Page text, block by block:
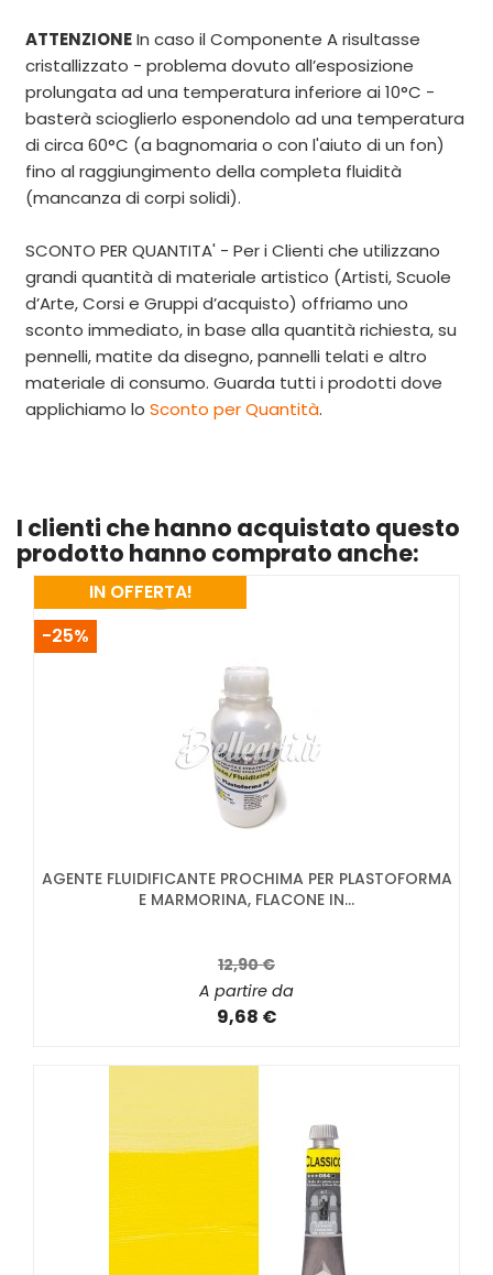
ATTENZIONEIn caso il Componente A risultasse
cristallizzato - problema dovuto all’esposizione
prolungata ad una temperatura inferiore ai 10°C -
basterà scioglierlo esponendolo ad una temperatura
di circa 60°C (a bagnomaria o con l'aiuto di un fon)
fino al raggiungimento della completa fluidità
(mancanza di corpi solidi).
SCONTO PER QUANTITA' - Per i Clienti che utilizzano
grandi quantità di materiale artistico (Artisti, Scuole
d’Arte, Corsi e Gruppi d’acquisto) offriamo uno
sconto immediato, in base alla quantità richiesta, su
pennelli, matite da disegno, pannelli telati e altro
materiale di consumo. Guarda tutti i prodotti dove
applichiamo lo Sconto per Quantità.
I clienti che hanno acquistato questo
prodotto hanno comprato anche:
AGENTE FLUIDIFICANTE PROCHIMA PER PLASTOFORMA
E MARMORINA, FLACONE IN...
12,90 €
A partire da
9,68 €
IN OFFERTA!
-25%